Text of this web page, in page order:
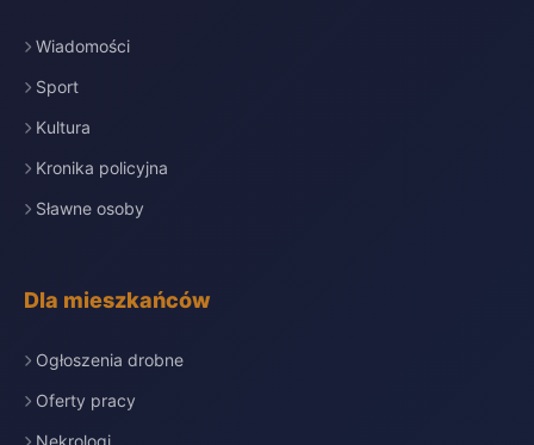
Wiadomości
Sport
Kultura
Kronika policyjna
Sławne osoby
Dla mieszkańców
Ogłoszenia drobne
Oferty pracy
Nekrologi